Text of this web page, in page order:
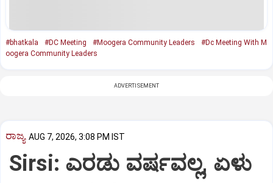
#bhatkala #DC Meeting #Moogera Community Leaders
#Dc Meeting With M
oogera Community Leaders
ADVERTISEMENT
ರಾಜ್ಯ AUG 7, 2026, 3:08 PM IST
Sirsi: ಎರಡು ವರ್ಷವಲ್ಲ, ಏಳು